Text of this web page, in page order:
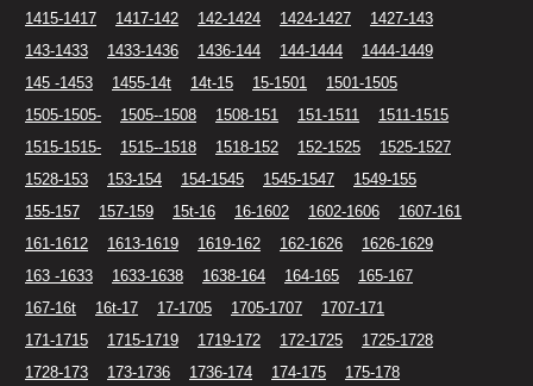
1415-1417
1417-142 142-1424 1424-1427
1427-143
143-1433
1433-1436 1436-144 144-1444
1444-1449
145 -1453
1455-14t 14t-15 15-1501
1501-1505
1505-1505-
1505--1508 1508-151 151-1511
1511-1515
1515-1515-
1515--1518 1518-152 152-1525
1525-1527
1528-153
153-154 154-1545 1545-1547
1549-155
155-157
157-159 15t-16 16-1602 1602-1606
1607-161
161-1612
1613-1619 1619-162 162-1626
1626-1629
163 -1633
1633-1638 1638-164 164-165
165-167
167-16t
16t-17 17-1705 1705-1707
1707-171
171-1715
1715-1719 1719-172 172-1725
1725-1728
1728-173
173-1736 1736-174 174-175
175-178